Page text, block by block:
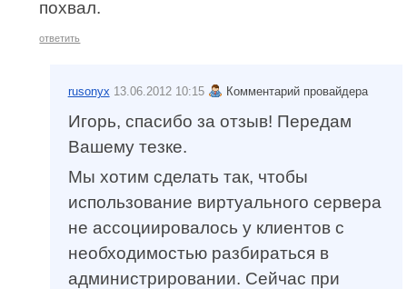
похвал.
ответить
rusonyx 13.06.2012 10:15 Комментарий провайдера
Игорь, спасибо за отзыв! Передам
Вашему тезке.
Мы хотим сделать так, чтобы
использование виртуального сервера
не ассоциировалось у клиентов с
необходимостью разбираться в
администрировании. Сейчас при